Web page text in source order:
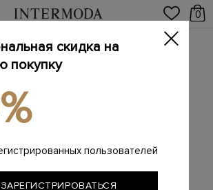
0
/ Женская одежда
пуховик с отделкой из меха койота
скидка на
покупку
пользователей
ЗАРЕГИСТРИРОВАТЬСЯ